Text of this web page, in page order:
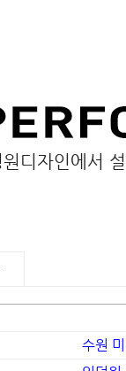
원디자인에서
수원